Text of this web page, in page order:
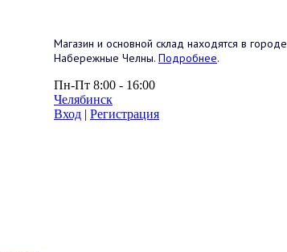
Магазин и основной склад находятся в городе
Набережные Челны. Подробнее.
Пн-Пт 8:00 - 16:00
Челябинск
Вход | Регистрация